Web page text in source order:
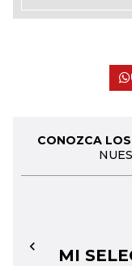
CONOZCA
MI
←